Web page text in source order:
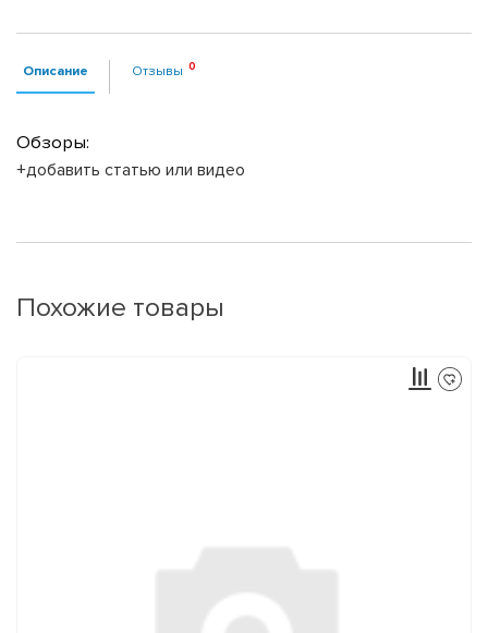
Описание Отзывы
Обзоры:
+добавить статью или видео
Похожие товары